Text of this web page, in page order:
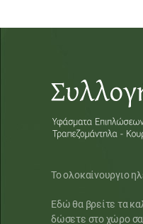
Το ολοκαίνουργιο
Εδώ θα βρείτε τα
δώσετε στο χώρο